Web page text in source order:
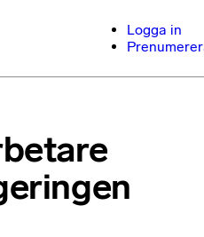
Logga in